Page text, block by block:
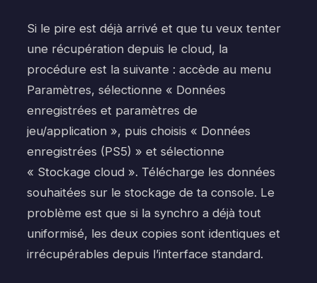
Si le pire est déjà arrivé et que tu veux tenter
une récupération depuis le cloud, la
procédure est la suivante : accède au menu
Paramètres, sélectionne « Données
enregistrées et paramètres de
jeu/application », puis choisis « Données
enregistrées (PS5) » et sélectionne
« Stockage cloud ». Télécharge les données
souhaitées sur le stockage de ta console. Le
problème est que si la synchro a déjà tout
uniformisé, les deux copies sont identiques et
irrécupérables depuis l’interface standard.